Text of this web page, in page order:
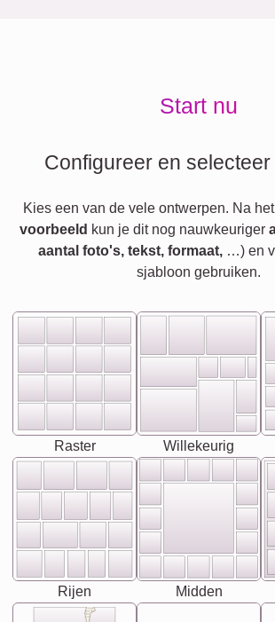
Start nu
Configureer en
Kies een van de vele ontwerpen. Na het
voorbeeld kun je dit nog nauwkeuriger
aantal foto's, tekst, formaat,…) en
sjabloon gebruiken.
Raster Willekeurig
Rijen Midden